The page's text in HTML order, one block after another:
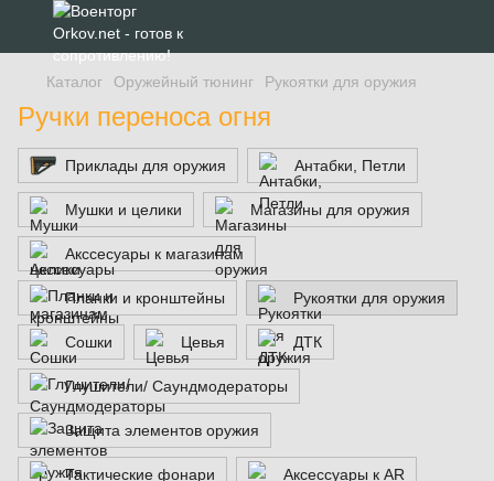
Каталог Оружейный тюнинг Рукоятки для оружия
Ручки переноса огня
Приклады для оружия Антабки, Петли
Мушки и целики Магазины для оружия
Акссесуары к магазинам
Планки и кронштейны Рукоятки для оружия
Сошки Цевья ДТК
Глушители/ Саундмодераторы
Защита элементов оружия
Тактические фонари Аксессуары к AR